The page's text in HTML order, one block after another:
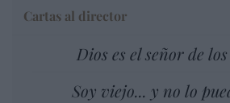
Cartas al director
Dios es el señor de
Soy viejo... y no lo